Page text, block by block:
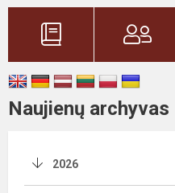
Naujienų archyvas
2026